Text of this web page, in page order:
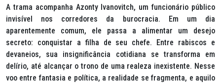
A trama acompanha Azonty Ivanovitch, um funcionário público
invisível nos corredores da burocracia. Em um dia
aparentemente comum, ele passa a alimentar um desejo
secreto: conquistar a filha de seu chefe. Entre rabiscos e
devaneios, sua insignificância cotidiana se transforma em
delírio, até alcançar o trono de uma realeza inexistente. Nesse
voo entre fantasia e política, a realidade se fragmenta, e aquilo